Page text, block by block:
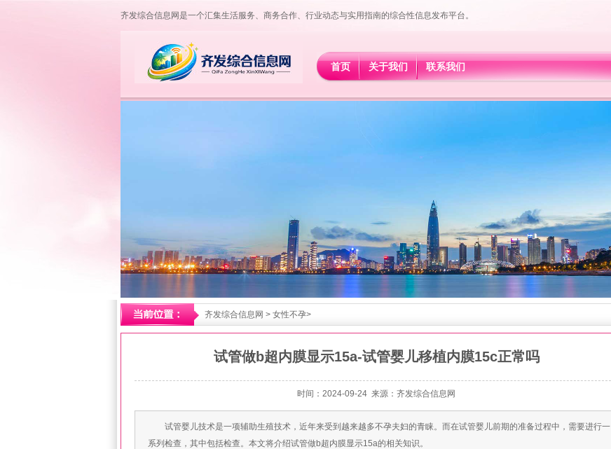
齐发综合信息网是一个汇集生活服务、商务合作、行业动态与实用指南的综合性信息发布平台。
首页 关于我们 联系我们
齐发综合信息网 > 女性不孕>
试管做b超内膜显示15a-试管婴儿移植内膜15c正常吗
时间：2024-09-24 来源： 齐发综合信息网
试管婴儿技术是一项辅助生殖技术，近年来受到越来越多不孕夫妇的青睐。而在试管婴儿前期的准备过程中，需要进行一
系列检查，其中包括检查。本文将介绍试管做b超内膜显示15a的相关知识。